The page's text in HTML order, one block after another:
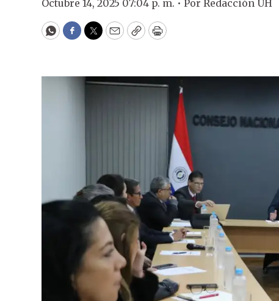
Octubre 14, 2025 07:04 p. m. • Por Redacción ÚH
WhatsApp
Facebook
Twitter
EmailCopyPrint